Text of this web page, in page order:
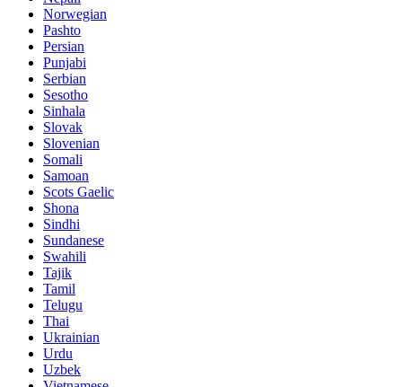
Norwegian
Pashto
Persian
Punjabi
Serbian
Sesotho
Sinhala
Slovak
Slovenian
Somali
Samoan
Scots Gaelic
Shona
Sindhi
Sundanese
Swahili
Tajik
Tamil
Telugu
Thai
Ukrainian
Urdu
Uzbek